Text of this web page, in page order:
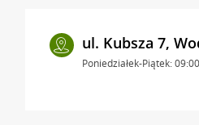
ul. Kubsza 7,
Poniedziałek-Piątek: